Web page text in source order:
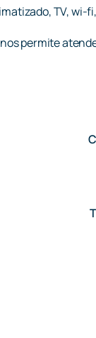
TV, wi-
permite